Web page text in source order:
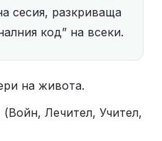
сесия, разкриваща
код” на всеки.
на живота.
Лечител, Учител,